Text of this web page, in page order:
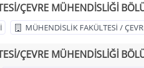
ÇEVRE MÜHENDİSLİĞİ
MÜHENDİSLİK FAKÜLTESİ /
ÇEVRE MÜHENDİSLİĞİ